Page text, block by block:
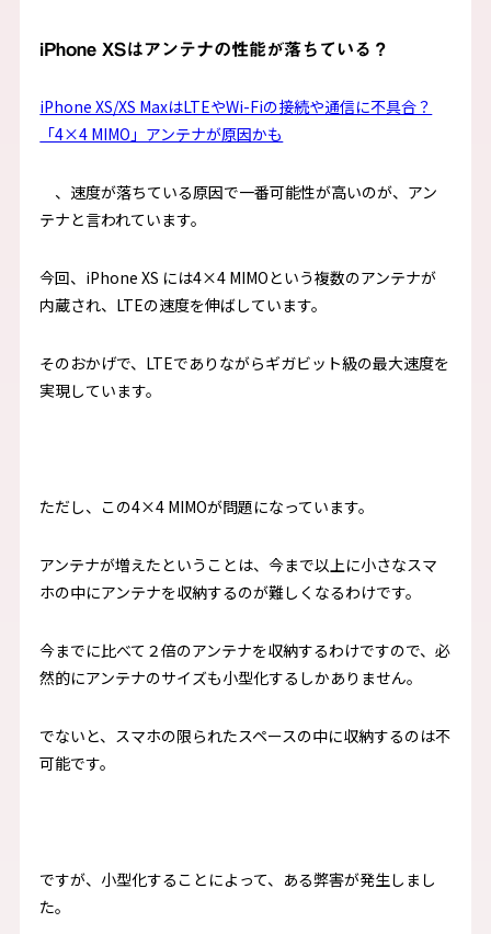
iPhone XSはアンテナの性能が落ちている？
iPhone XS/XS MaxはLTEやWi-Fiの接続や通信に不具合？
「4×4 MIMO」アンテナが原因かも
、速度が落ちている原因で一番可能性が高いのが、アン
テナと言われています。
今回、iPhone XS には4×4 MIMOという複数のアンテナが
内蔵され、LTEの速度を伸ばしています。
そのおかげで、LTEでありながらギガビット級の最大速度を
実現しています。
ただし、この4×4 MIMOが問題になっています。
アンテナが増えたということは、今まで以上に小さなスマ
ホの中にアンテナを収納するのが難しくなるわけです。
今までに比べて２倍のアンテナを収納するわけですので、必
然的にアンテナのサイズも小型化するしかありません。
でないと、スマホの限られたスペースの中に収納するのは不
可能です。
ですが、小型化することによって、ある弊害が発生しまし
た。